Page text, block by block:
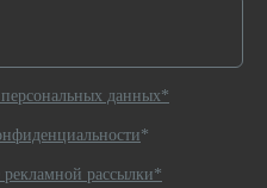
персональных данных*
*
рекламной рассылки*